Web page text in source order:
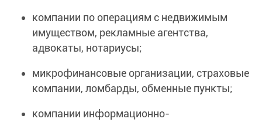
компании по операциям с недвижимым
имуществом, рекламные агентства,
адвокаты, нотариусы;
микрофинансовые организации, страховые
компании, ломбарды, обменные пункты;
компании информационно-